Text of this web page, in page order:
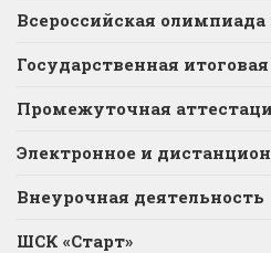
Всероссийская
Государственная
Промежуточная
Электронное и
Внеурочная деятельность
ШСК «Старт»